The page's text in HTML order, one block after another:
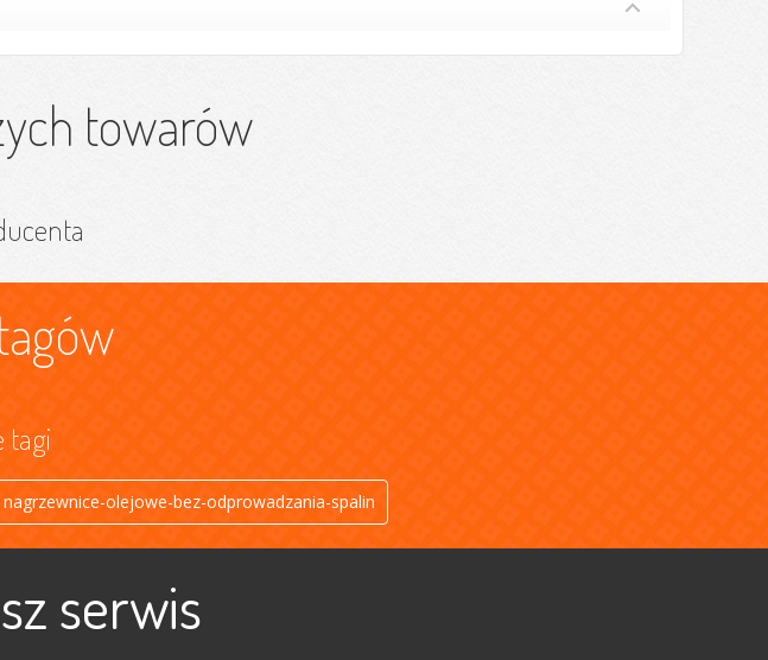
towarów
tagi
nagrzewnice-olejowe-bez-odprowadzania-spalin
serwis